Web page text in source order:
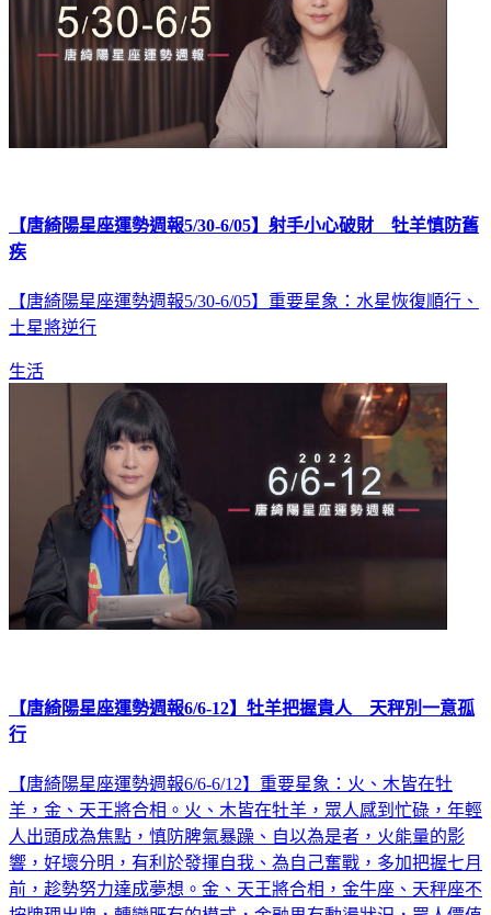
【唐綺陽星座運勢週報5/30-6/05】射手小心破財 牡羊慎防舊
疾
【唐綺陽星座運勢週報5/30-6/05】重要星象：水星恢復順行、
土星將逆行
生活
【唐綺陽星座運勢週報6/6-12】牡羊把握貴人 天秤別一意孤
行
【唐綺陽星座運勢週報6/6-6/12】重要星象：火、木皆在牡
羊，金、天王將合相。火、木皆在牡羊，眾人感到忙碌，年輕
人出頭成為焦點，慎防脾氣暴躁、自以為是者，火能量的影
響，好壞分明，有利於發揮自我、為自己奮戰，多加把握七月
前，趁勢努力達成夢想。金、天王將合相，金牛座、天秤座不